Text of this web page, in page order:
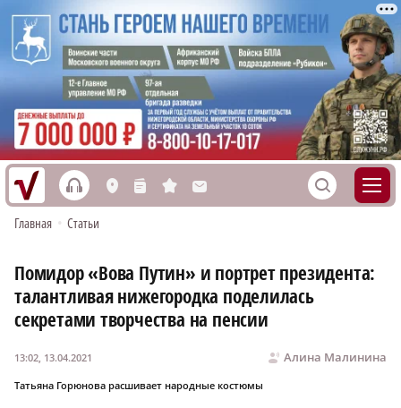
h L n s M S
Главная • Статьи
Помидор «Вова Путин» и портрет президента:
талантливая нижегородка поделилась
секретами творчества на пенсии
Алина Малинина
13:02, 13.04.2021
Татьяна Горюнова расшивает народные костюмы